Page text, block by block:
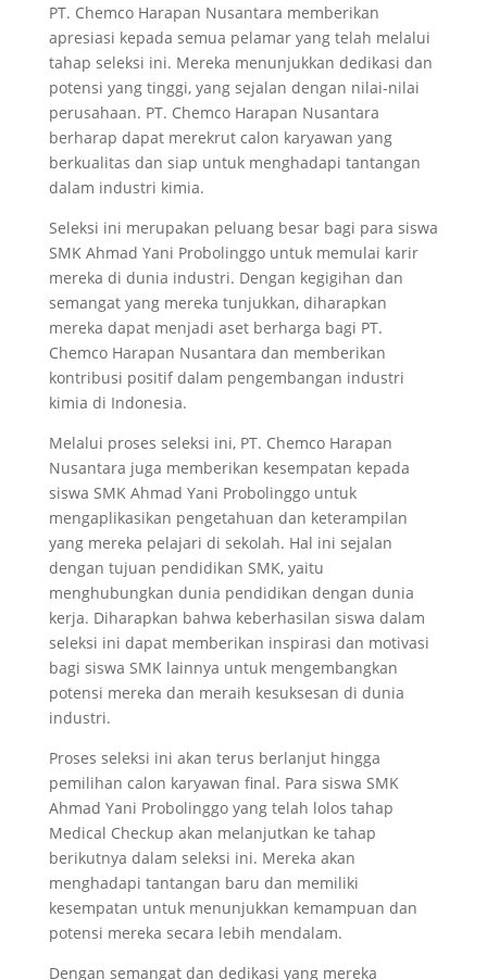
PT. Chemco Harapan Nusantara memberikan
apresiasi kepada semua pelamar yang telah melalui
tahap seleksi ini. Mereka menunjukkan dedikasi dan
potensi yang tinggi, yang sejalan dengan nilai-nilai
perusahaan. PT. Chemco Harapan Nusantara
berharap dapat merekrut calon karyawan yang
berkualitas dan siap untuk menghadapi tantangan
dalam industri kimia.
Seleksi ini merupakan peluang besar bagi para siswa
SMK Ahmad Yani Probolinggo untuk memulai karir
mereka di dunia industri. Dengan kegigihan dan
semangat yang mereka tunjukkan, diharapkan
mereka dapat menjadi aset berharga bagi PT.
Chemco Harapan Nusantara dan memberikan
kontribusi positif dalam pengembangan industri
kimia di Indonesia.
Melalui proses seleksi ini, PT. Chemco Harapan
Nusantara juga memberikan kesempatan kepada
siswa SMK Ahmad Yani Probolinggo untuk
mengaplikasikan pengetahuan dan keterampilan
yang mereka pelajari di sekolah. Hal ini sejalan
dengan tujuan pendidikan SMK, yaitu
menghubungkan dunia pendidikan dengan dunia
kerja. Diharapkan bahwa keberhasilan siswa dalam
seleksi ini dapat memberikan inspirasi dan motivasi
bagi siswa SMK lainnya untuk mengembangkan
potensi mereka dan meraih kesuksesan di dunia
industri.
Proses seleksi ini akan terus berlanjut hingga
pemilihan calon karyawan final. Para siswa SMK
Ahmad Yani Probolinggo yang telah lolos tahap
Medical Checkup akan melanjutkan ke tahap
berikutnya dalam seleksi ini. Mereka akan
menghadapi tantangan baru dan memiliki
kesempatan untuk menunjukkan kemampuan dan
potensi mereka secara lebih mendalam.
Dengan semangat dan dedikasi yang mereka